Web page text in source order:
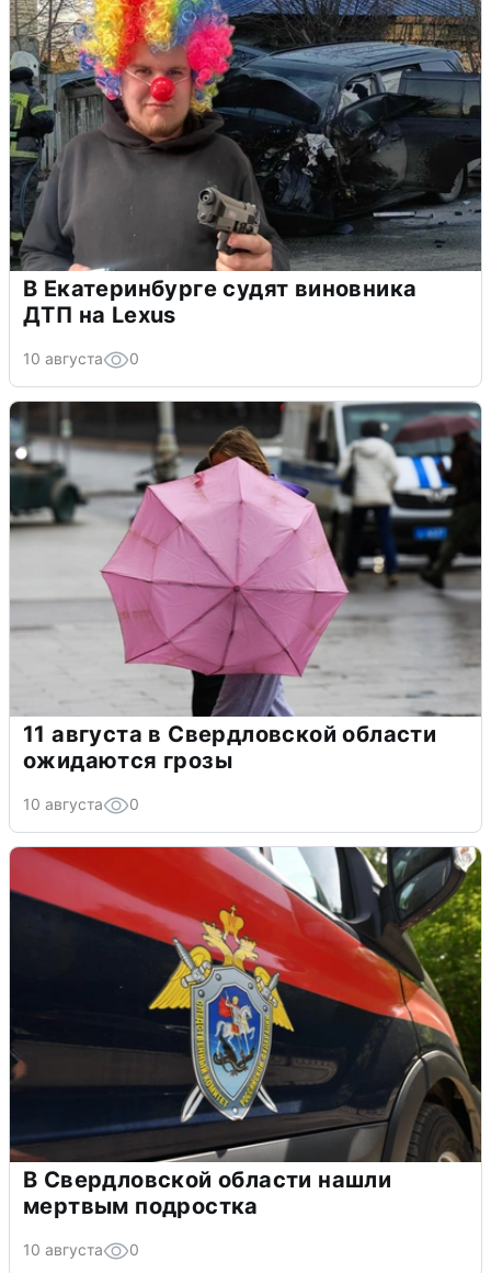
В Екатеринбурге судят виновника
ДТП на Lexus
10 августа 0
11 августа в Свердловской области
ожидаются грозы
10 августа 0
В Свердловской области нашли
мертвым подростка
10 августа 0